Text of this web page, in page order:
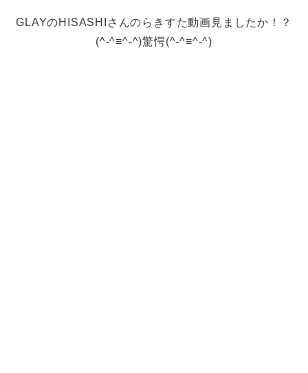
GLAYのHISASHIさんのらきすた動画見ましたか！？
(^-^≡^-^)驚愕(^-^≡^-^)